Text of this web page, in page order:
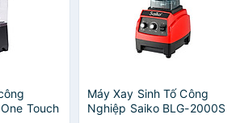
Touch
Máy Xay Sinh Tố Công
Nghiệp Saiko BLG-2000S